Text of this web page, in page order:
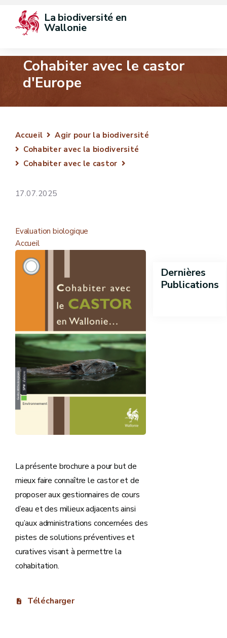
La biodiversité en
Wallonie
Cohabiter avec le castor
d'Europe
Accueil
Agir pour la biodiversité
Cohabiter avec la biodiversité
Cohabiter avec le castor
17.07.2025
Evaluation biologique
Accueil
La présente brochure a pour but de
mieux faire connaître le castor et de
proposer aux gestionnaires de cours
d’eau et des milieux adjacents ainsi
qu’aux administrations concernées des
pistes de solutions préventives et
curatives visant à permettre la
cohabitation.
Télécharger
Dernières
Publications